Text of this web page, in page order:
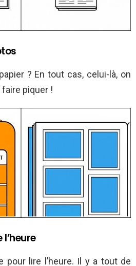
? En tout cas, celui-là, on
piquer !
pour lire l’heure. Il y a tout de